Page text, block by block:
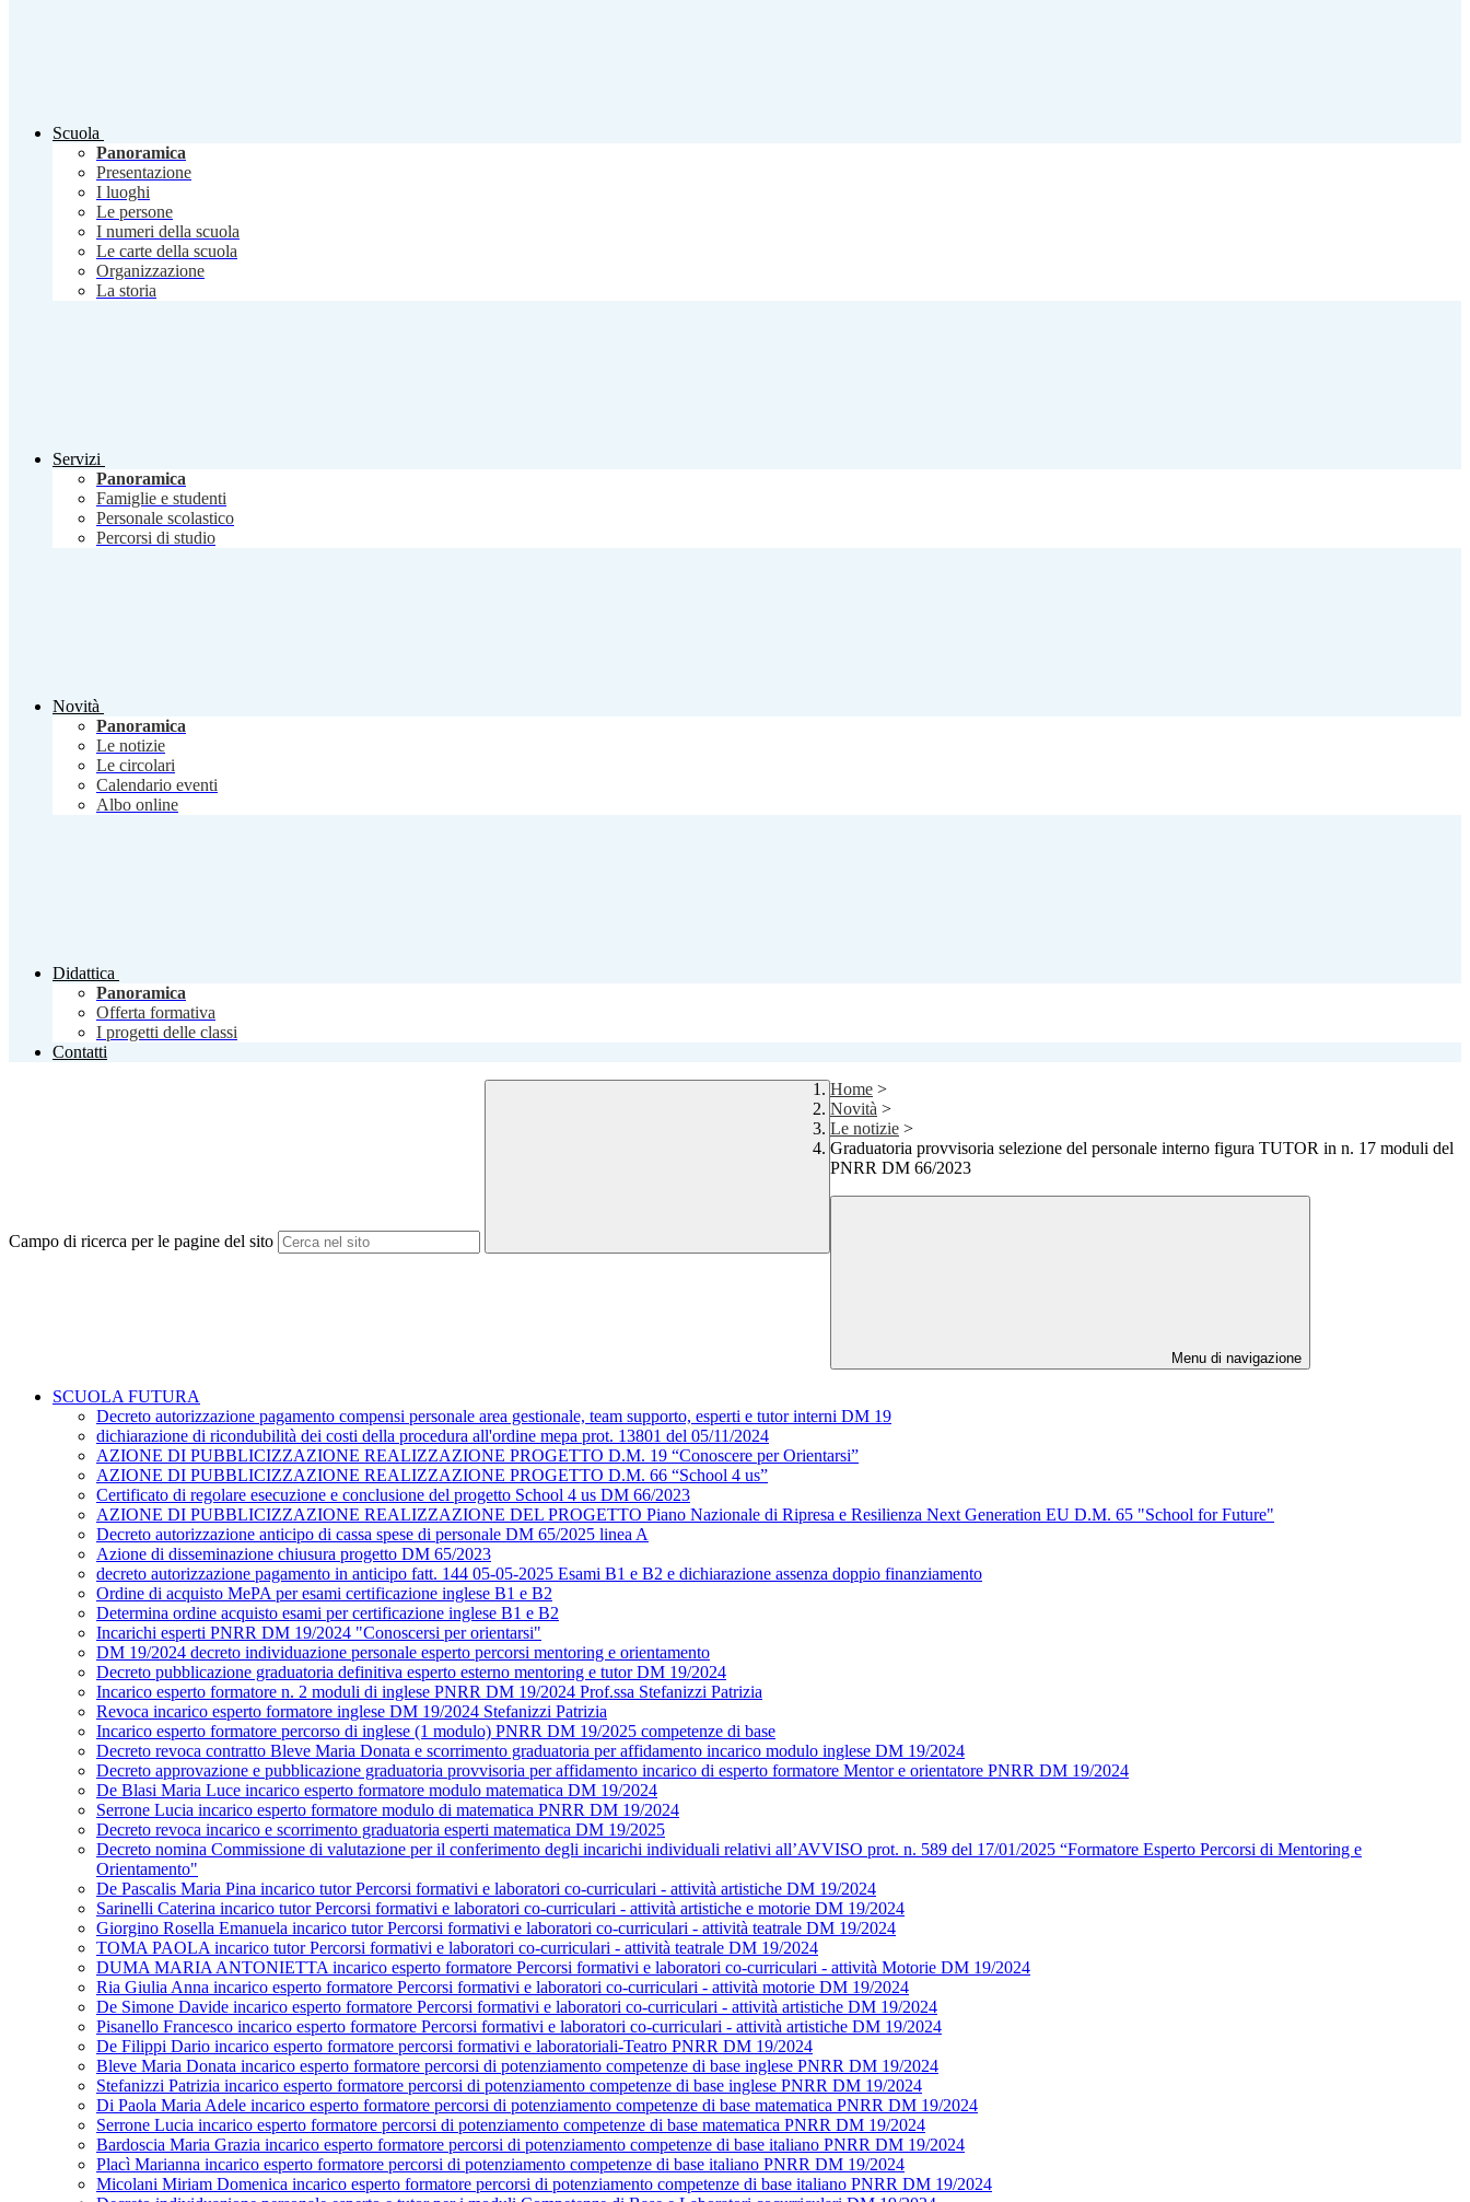
Scuola
Panoramica
Presentazione
I luoghi
Le persone
I numeri della scuola
Le carte della scuola
Organizzazione
La storia
Servizi
Panoramica
Famiglie e studenti
Personale scolastico
Percorsi di studio
Novità
Panoramica
Le notizie
Le circolari
Calendario eventi
Albo online
Didattica
Panoramica
Offerta formativa
I progetti delle classi
Contatti
Campo di ricerca per le pagine del sito
Home >
Novità >
Le notizie >
Graduatoria provvisoria selezione del personale interno figura TUTOR in n. 17 moduli del
PNRR DM 66/2023
Menu di navigazione
SCUOLA FUTURA
Decreto autorizzazione pagamento compensi personale area gestionale, team supporto, esperti e tutor interni DM 19
dichiarazione di ricondubilità dei costi della procedura all'ordine mepa prot. 13801 del 05/11/2024
AZIONE DI PUBBLICIZZAZIONE REALIZZAZIONE PROGETTO D.M. 19 “Conoscere per Orientarsi”
AZIONE DI PUBBLICIZZAZIONE REALIZZAZIONE PROGETTO D.M. 66 “School 4 us”
Certificato di regolare esecuzione e conclusione del progetto School 4 us DM 66/2023
AZIONE DI PUBBLICIZZAZIONE REALIZZAZIONE DEL PROGETTO Piano Nazionale di Ripresa e Resilienza Next Generation EU D.M. 65 "School for Future"
Decreto autorizzazione anticipo di cassa spese di personale DM 65/2025 linea A
Azione di disseminazione chiusura progetto DM 65/2023
decreto autorizzazione pagamento in anticipo fatt. 144 05-05-2025 Esami B1 e B2 e dichiarazione assenza doppio finanziamento
Ordine di acquisto MePA per esami certificazione inglese B1 e B2
Determina ordine acquisto esami per certificazione inglese B1 e B2
Incarichi esperti PNRR DM 19/2024 "Conoscersi per orientarsi"
DM 19/2024 decreto individuazione personale esperto percorsi mentoring e orientamento
Decreto pubblicazione graduatoria definitiva esperto esterno mentoring e tutor DM 19/2024
Incarico esperto formatore n. 2 moduli di inglese PNRR DM 19/2024 Prof.ssa Stefanizzi Patrizia
Revoca incarico esperto formatore inglese DM 19/2024 Stefanizzi Patrizia
Incarico esperto formatore percorso di inglese (1 modulo) PNRR DM 19/2025 competenze di base
Decreto revoca contratto Bleve Maria Donata e scorrimento graduatoria per affidamento incarico modulo inglese DM 19/2024
Decreto approvazione e pubblicazione graduatoria provvisoria per affidamento incarico di esperto formatore Mentor e orientatore PNRR DM 19/2024
De Blasi Maria Luce incarico esperto formatore modulo matematica DM 19/2024
Serrone Lucia incarico esperto formatore modulo di matematica PNRR DM 19/2024
Decreto revoca incarico e scorrimento graduatoria esperti matematica DM 19/2025
Decreto nomina Commissione di valutazione per il conferimento degli incarichi individuali relativi all’AVVISO prot. n. 589 del 17/01/2025 “Formatore Esperto Percorsi di Mentoring e
Orientamento"
De Pascalis Maria Pina incarico tutor Percorsi formativi e laboratori co-curriculari - attività artistiche DM 19/2024
Sarinelli Caterina incarico tutor Percorsi formativi e laboratori co-curriculari - attività artistiche e motorie DM 19/2024
Giorgino Rosella Emanuela incarico tutor Percorsi formativi e laboratori co-curriculari - attività teatrale DM 19/2024
TOMA PAOLA incarico tutor Percorsi formativi e laboratori co-curriculari - attività teatrale DM 19/2024
DUMA MARIA ANTONIETTA incarico esperto formatore Percorsi formativi e laboratori co-curriculari - attività Motorie DM 19/2024
Ria Giulia Anna incarico esperto formatore Percorsi formativi e laboratori co-curriculari - attività motorie DM 19/2024
De Simone Davide incarico esperto formatore Percorsi formativi e laboratori co-curriculari - attività artistiche DM 19/2024
Pisanello Francesco incarico esperto formatore Percorsi formativi e laboratori co-curriculari - attività artistiche DM 19/2024
De Filippi Dario incarico esperto formatore percorsi formativi e laboratoriali-Teatro PNRR DM 19/2024
Bleve Maria Donata incarico esperto formatore percorsi di potenziamento competenze di base inglese PNRR DM 19/2024
Stefanizzi Patrizia incarico esperto formatore percorsi di potenziamento competenze di base inglese PNRR DM 19/2024
Di Paola Maria Adele incarico esperto formatore percorsi di potenziamento competenze di base matematica PNRR DM 19/2024
Serrone Lucia incarico esperto formatore percorsi di potenziamento competenze di base matematica PNRR DM 19/2024
Bardoscia Maria Grazia incarico esperto formatore percorsi di potenziamento competenze di base italiano PNRR DM 19/2024
Placì Marianna incarico esperto formatore percorsi di potenziamento competenze di base italiano PNRR DM 19/2024
Micolani Miriam Domenica incarico esperto formatore percorsi di potenziamento competenze di base italiano PNRR DM 19/2024